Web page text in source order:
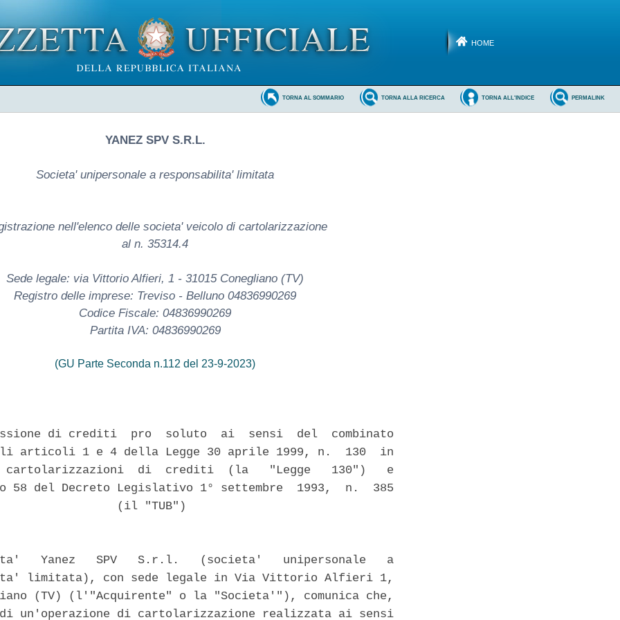
HOME
PERMALINK
TORNA ALL'INDICE
TORNA ALLA RICERCA
TORNA AL SOMMARIO
YANEZ SPV S.R.L.
Societa' unipersonale a responsabilita' limitata
nell'elenco delle societa' veicolo di cartolarizzazione
al n. 35314.4
Sede legale: via Vittorio Alfieri, 1 - 31015 Conegliano (TV)
Registro delle imprese: Treviso - Belluno 04836990269
Codice Fiscale: 04836990269
Partita IVA: 04836990269
(GU Parte Seconda n.112 del 23-9-2023)